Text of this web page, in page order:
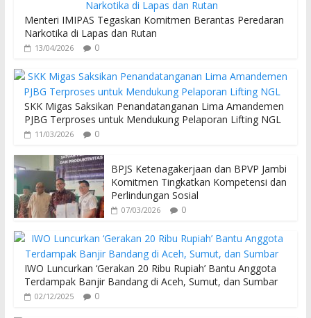
Menteri IMIPAS Tegaskan Komitmen Berantas Peredaran
Narkotika di Lapas dan Rutan
13/04/2026 0
SKK Migas Saksikan Penandatanganan Lima Amandemen
PJBG Terproses untuk Mendukung Pelaporan Lifting NGL
11/03/2026 0
BPJS Ketenagakerjaan dan BPVP Jambi
Komitmen Tingkatkan Kompetensi dan
Perlindungan Sosial
07/03/2026 0
IWO Luncurkan ‘Gerakan 20 Ribu Rupiah’ Bantu Anggota
Terdampak Banjir Bandang di Aceh, Sumut, dan Sumbar
02/12/2025 0